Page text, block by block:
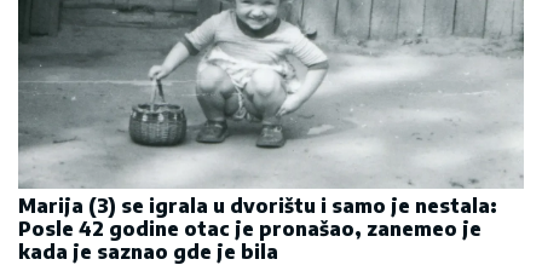
Marija (3) se igrala u dvorištu i samo je nestala:
Posle 42 godine otac je pronašao, zanemeo je
kada je saznao gde je bila